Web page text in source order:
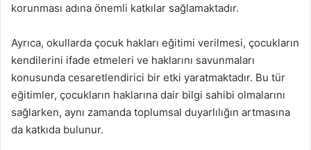
korunması adına önemli katkılar sağlamaktadır.
Ayrıca, okullarda çocuk hakları eğitimi verilmesi, çocukların
kendilerini ifade etmeleri ve haklarını savunmaları
konusunda cesaretlendirici bir etki yaratmaktadır. Bu tür
eğitimler, çocukların haklarına dair bilgi sahibi olmalarını
sağlarken, aynı zamanda toplumsal duyarlılığın artmasına
da katkıda bulunur.